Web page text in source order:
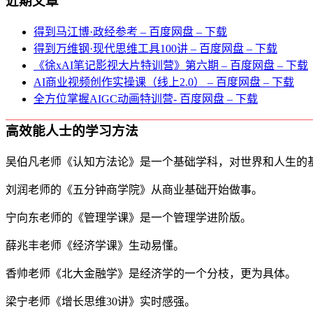
得到马江博·政经参考 – 百度网盘 – 下载
得到万维钢·现代思维⼯具100讲 – 百度网盘 – 下载
《徐xAI笔记影视大片特训营》第六期 – 百度网盘 – 下载
AI商业视频创作实操课（线上2.0） – 百度网盘 – 下载
全方位掌握AIGC动画特训营- 百度网盘 – 下载
高效能人士的学习方法
吴伯凡老师《认知方法论》是一个基础学科，对世界和人生的
刘润老师的《五分钟商学院》从商业基础开始做事。
宁向东老师的《管理学课》是一个管理学进阶版。
薛兆丰老师《经济学课》生动易懂。
香帅老师《北大金融学》是经济学的一个分枝，更为具体。
梁宁老师《增长思维30讲》实时感强。